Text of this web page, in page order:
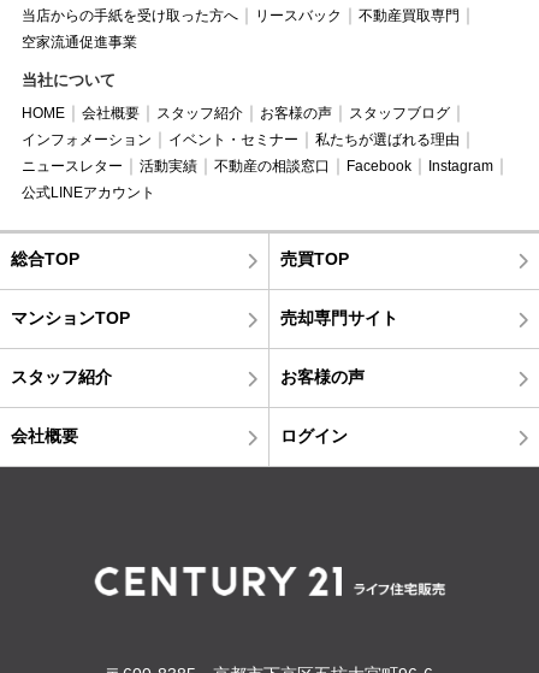
当店からの手紙を受け取った方へ
リースバック
不動産買取専門
空家流通促進事業
当社について
HOME 会社概要 スタッフ紹介 お客様の声
スタッフブログ
インフォメーション
イベント・セミナー
私たちが選ばれる理由
ニュースレター
活動実績 不動産の相談窓口 Facebook
Instagram
公式LINEアカウント
総合TOP 売買TOP
マンションTOP 売却専門サイト
スタッフ紹介 お客様の声
会社概要 ログイン